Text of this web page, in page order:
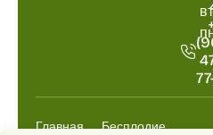
Главная
Бесплодие